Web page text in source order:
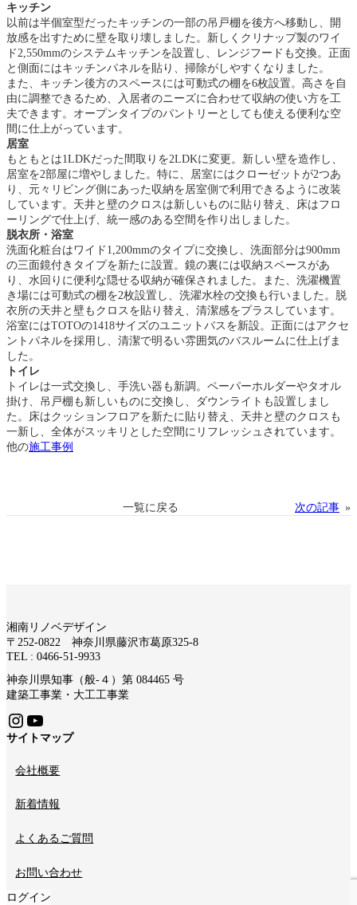
キッチン
以前は半個室型だったキッチンの一部の吊戸棚を後方へ移動し、開
放感を出すために壁を取り壊しました。新しくクリナップ製のワイ
ド2,550mmのシステムキッチンを設置し、レンジフードも交換。正面
と側面にはキッチンパネルを貼り、掃除がしやすくなりました。
また、キッチン後方のスペースには可動式の棚を6枚設置。高さを自
由に調整できるため、入居者のニーズに合わせて収納の使い方を工
夫できます。オープンタイプのパントリーとしても使える便利な空
間に仕上がっています。
居室
もともとは1LDKだった間取りを2LDKに変更。新しい壁を造作し、
居室を2部屋に増やしました。特に、居室にはクローゼットが2つあ
り、元々リビング側にあった収納を居室側で利用できるように改装
しています。天井と壁のクロスは新しいものに貼り替え、床はフロ
ーリングで仕上げ、統一感のある空間を作り出しました。
脱衣所・浴室
洗面化粧台はワイド1,200mmのタイプに交換し、洗面部分は900mm
の三面鏡付きタイプを新たに設置。鏡の裏には収納スペースがあ
り、水回りに便利な隠せる収納が確保されました。また、洗濯機置
き場には可動式の棚を2枚設置し、洗濯水栓の交換も行いました。脱
衣所の天井と壁もクロスを貼り替え、清潔感をプラスしています。
浴室にはTOTOの1418サイズのユニットバスを新設。正面にはアクセ
ントパネルを採用し、清潔で明るい雰囲気のバスルームに仕上げま
した。
トイレ
トイレは一式交換し、手洗い器も新調。ペーパーホルダーやタオル
掛け、吊戸棚も新しいものに交換し、ダウンライトも設置しまし
た。床はクッションフロアを新たに貼り替え、天井と壁のクロスも
一新し、全体がスッキリとした空間にリフレッシュされています。
他の施工事例
一覧に戻る 次の記事 »
湘南リノベデザイン
〒252-0822 神奈川県藤沢市葛原325-8
TEL : 0466-51-9933
神奈川県知事（般-４）第 084465 号
建築工事業・大工工事業
Instagram YouTube
サイトマップ
会社概要
新着情報
よくあるご質問
お問い合わせ
ログイン